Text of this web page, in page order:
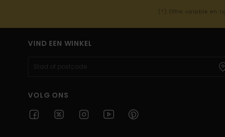
(*) Offre valable en
VIND EEN WINKEL
VOLG ONS